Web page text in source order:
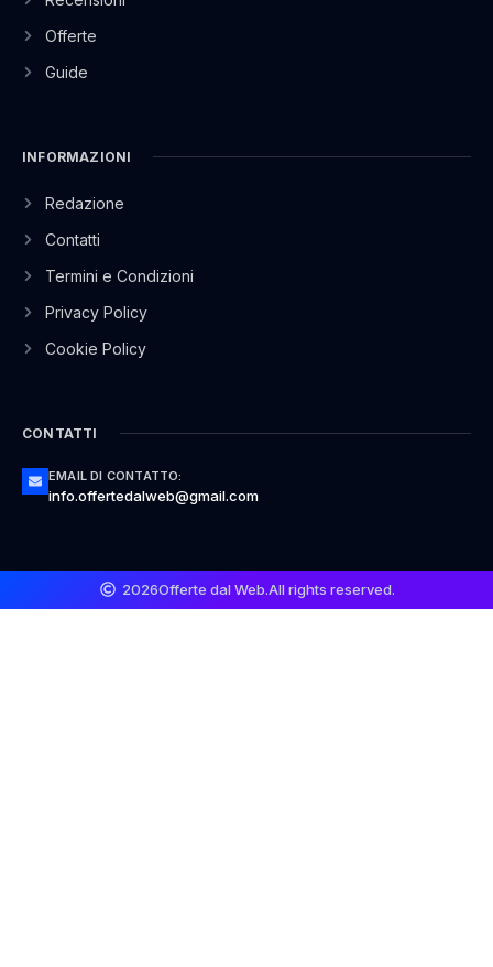
Offerte
Guide
INFORMAZIONI
Redazione
Contatti
Termini e Condizioni
Privacy Policy
Cookie Policy
CONTATTI
EMAIL DI CONTATTO:
info.offertedalweb@gmail.com
2026Offerte dal Web.All rights reserved.